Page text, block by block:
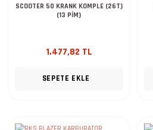
SCOOTER 50 KRANK KOMPLE (26T)
(13 PİM)
1.477,82 TL
SEPETE EKLE